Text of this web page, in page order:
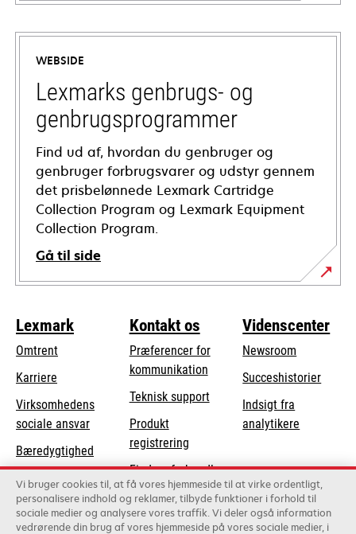
opens
in
new
tab
WEBSIDE
Lexmarks genbrugs- og
genbrugsprogrammer
Find ud af, hvordan du genbruger og
genbruger forbrugsvarer og udstyr gennem
det prisbelønnede Lexmark Cartridge
Collection Program og Lexmark Equipment
Collection Program.
Gå til side
Lexmark
Omtrent
Karriere
Virksomhedens
sociale ansvaropens
in
a
new
tab
Bæredygtighed
Lexmark-partnere
Kontakt os
Præferencer for
kommunikation
Teknisk supportopens
tab
Produkt
registrering
Find en forhandler
Liste over
grossister
Videnscenter
Newsroom
Succeshistorier
Indsigt fra
analytikere
Vi bruger cookies til, at få vores hjemmeside til at virke ordentligt,
personalisere indhold og reklamer, tilbyde funktioner i forhold til
sociale medier og analysere vores traffik. Vi deler også information
vedrørende din brug af vores hjemmeside på vores sociale medier, i